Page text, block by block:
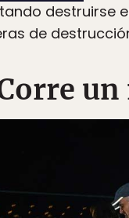
destruirse
de